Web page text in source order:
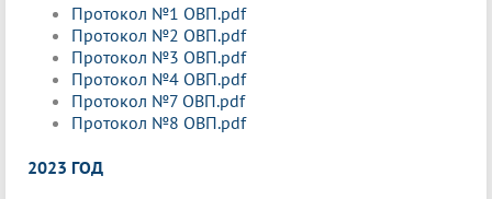
Протокол №1 ОВП.pdf
Протокол №2 ОВП.pdf
Протокол №3 ОВП.pdf
Протокол №4 ОВП.pdf
Протокол №7 ОВП.pdf
Протокол №8 ОВП.pdf
2023 ГОД